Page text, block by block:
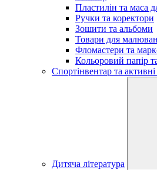
Пластилін та маса
Ручки та коректори
Зошити та альбоми
Товари для
Фломастери та
Кольоровий папір
Спортінвентар та активні
Дитяча література